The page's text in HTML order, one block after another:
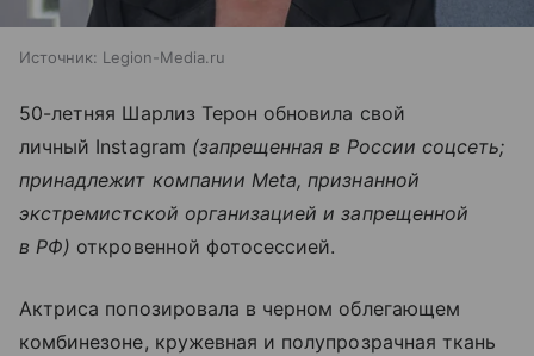
Источник: Legion-Media.ru
50-летняя Шарлиз Терон обновила свой
личный Instagram (запрещенная в России соцсеть;
принадлежит компании Meta, признанной
экстремистской организацией и запрещенной
в РФ) откровенной фотосессией.
Актриса попозировала в черном облегающем
комбинезоне, кружевная и полупрозрачная ткань